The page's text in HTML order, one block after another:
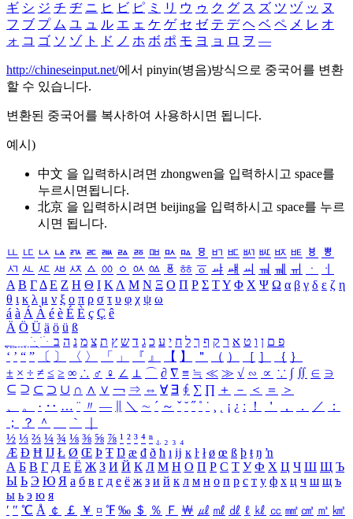
ギ シ ジ チ ヂ ニ ヒ ビ ピ ミ リ ウ ゥ ク グ ス ズ ツ ヅ ッ ヌ
フ ブ プ ム ユ ュ ル エ ェ ケ ゲ セ ゼ テ デ ヘ ベ ペ メ レ オ
ォ コ ゴ ソ ゾ ト ド ノ ホ ボ ポ モ ヨ ョ ロ ヲ ―
http://chineseinput.net/에서 pinyin(병음)방식으로 중국어를 변환
할 수 있습니다.
변환된 중국어를 복사하여 사용하시면 됩니다.
예시)
中文 을 입력하시려면 zhongwen을 입력하시고 space를
누르시면됩니다.
北京 을 입력하시려면 beijing을 입력하시고 space를 누르
시면 됩니다.
ㅥ ㅦ ㅧ ㅨ ㅩ ㅪ ㅫ ㅬ ㅭ ㅮ ㅯ ㅰ ㅱ ㅲ ㅳ ㅴ ㅵ ㅶ ㅷ ㅸ
ㅹ
ㅺ ㅻ ㅼ ㅽ ㅾ ㅿ ㆀ ㆁ ㆂ ㆃ ㆄ ㆅ ㆆ ㆇ ㆈ ㆉ ㆊ ㆋ ㆌ ㆍ
ㆎ
Α Β ΓΔ Ε Ζ Η Θ Ι ΚΛ Μ Ν Ξ Ο Π Ρ Σ ΤΥ Φ Χ Ψ Ω α β γ δ ε ζ η
θ ι κ λ μ ν ξ ο π ρ σ τ υ φ χ ψ ω
á à Á À é è É È ç Ç ê
Ä Ö Ü ä ö ü ß
ִֶֹ ֻּ ׁׂ פ ם ן ו ט א ר ק ף ך ל ח י ע כ ג ד ש ץ ת צ מ נ ה ב
‘ ’ “ ” 〔 〕 〈 〉 「 」 『 』 【 】 ＂ （ ） ［ ］ ｛ ｝
± × ÷ ≠ ≤ ≥ ∞ ∴ ♂ ♀ ∠ ⊥ ⌒ ∂ ∇ ≡ ≒ ≪ ≫ √ ∽ ∝ ∵ ∫ ∬ ∈ ∋
⊆ ⊇ ⊂ ⊃ ∪ ∩ ∧ ∨ ￢ ⇒ ⇔ ∀ ∃ ∮ ∑ ∏ ＋ － ＜ ＝
＞
、
。 · ‥ … ¨ 〃 ― ＼ ∼ ´ ～ ˇ ˘ ˝ ˚ ˙ ¸ ¡ ¿ ː ！ ＇ ， ． ／
：
；
？ ＾ ｀
½ ⅓ ⅔ ¼ ¾ ⅛ ⅜ ⅝ ⅞ ¹ ² ³ ⁴ ⁿ ₁ ₂ ₃ ₄
Æ Ð Ħ Ĳ Ł Ø Œ Þ Ŧ Ŋ æ đ ð ħ ı ĳ ĸ ŀ ł ø œ ß þ ŧ ŋ ŉ
А Б В Г Д Е Ё Ж З И Й К Л М Н О П Р С Т У Ф Х Ц Ч Ш Щ Ъ
Ы Ь Э Ю Я а б в г д е ё ж з и й к л м н о п р с т у ф х ц ч ш щ ъ
ы ь э ю я
′ ″ ℃ Å ￠ ￡ ￥ ¤ ℉ ‰ ＄ ％ Ｆ ￦ ㎕ ㎖ ㎗ ℓ ㎘ ㏄ ㎣ ㎤ ㎥ ㎦